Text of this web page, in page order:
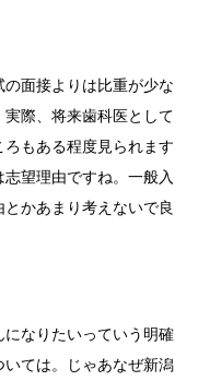
面接よりは比重が少な
際、将来歯科医として
もある程度見られます
望理由ですね。一般入
かあまり考えないで良
なりたいっていう明確
ては。じゃあなぜ新潟